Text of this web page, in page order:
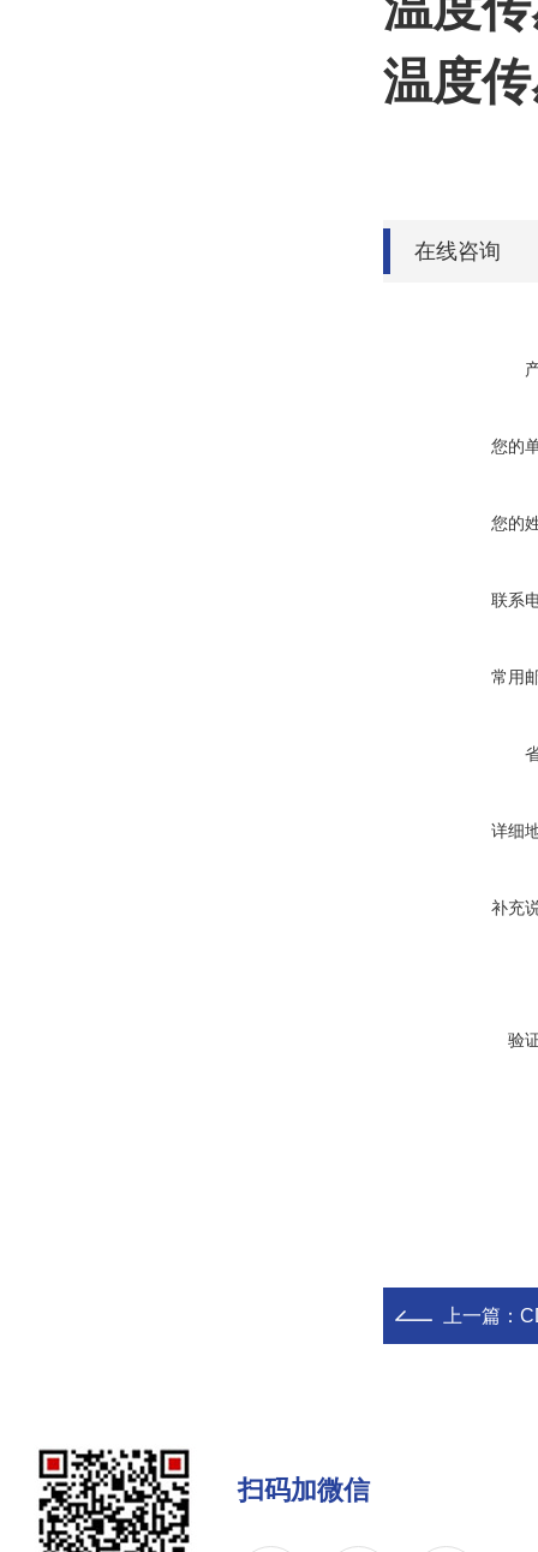
温度
在线咨询
您的
您的
联系
常用
详细
补充
验
上一篇：
扫码加微信